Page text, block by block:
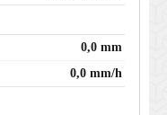
0,0 mm
0,0 mm/h